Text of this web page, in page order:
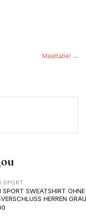
Maattabel →
SPORT
SPORT SWEATSHIRT OHNE
HERREN GRAU